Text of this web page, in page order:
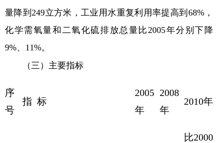
量降到249立方米，工业用水重复利用率提高到68%，
化学需氧量和二氧化硫排放总量比2005年分别下降
9%、11%。
（三）主要指标
序
号
指 标
2005
年
2008
年
2010年
比2000